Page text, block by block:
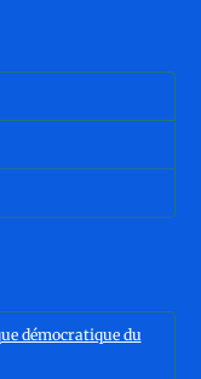
démocratique du